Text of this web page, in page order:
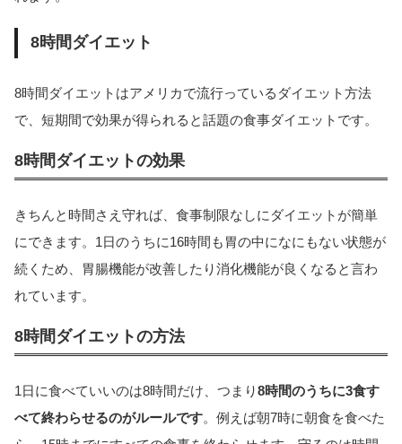
8時間ダイエット
8時間ダイエットはアメリカで流行っているダイエット方法
で、短期間で効果が得られると話題の食事ダイエットです。
8時間ダイエットの効果
きちんと時間さえ守れば、食事制限なしにダイエットが簡単
にできます。1日のうちに16時間も胃の中になにもない状態が
続くため、胃腸機能が改善したり消化機能が良くなると言わ
れています。
8時間ダイエットの方法
1日に食べていいのは8時間だけ、つまり8時間のうちに3食す
べて終わらせるのがルールです。例えば朝7時に朝食を食べた